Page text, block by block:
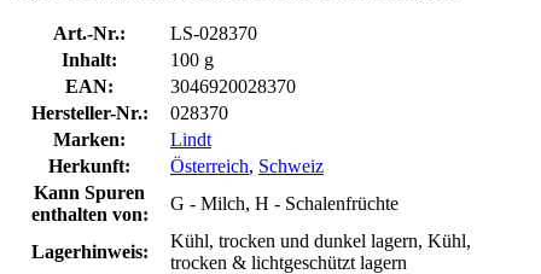
Art.-Nr.:
LS-028370
Inhalt:
100 g
EAN:
3046920028370
Hersteller-Nr.:
028370
Marken:
Lindt
Herkunft:
Österreich, Schweiz
Kann Spuren
enthalten von:
G - Milch, H - Schalenfrüchte
Lagerhinweis:
Kühl, trocken und dunkel lagern, Kühl,
trocken & lichtgeschützt lagern